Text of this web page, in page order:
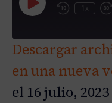
R
p
r
d
u
1x
FEED RSS
COMPAR
TIR
ENLACE
Descargar
en una nueva
el 16 julio, 2023